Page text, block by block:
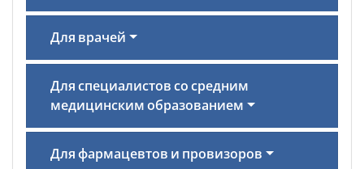
Для врачей
Для специалистов со средним
медицинским образованием
Для фармацевтов и провизоров